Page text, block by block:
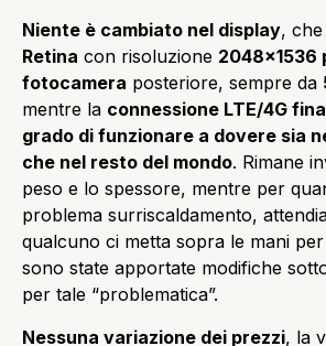
Niente è cambiato nel display,
Retina con risoluzione 2048×1536
fotocamera posteriore, sempre da
mentre la connessione LTE/4G
grado di funzionare a dovere sia
che nel resto del mondo. Rimane
peso e lo spessore, mentre per
problema surriscaldamento,
qualcuno ci metta sopra le mani
sono state apportate modifiche
per tale “problematica”.
Nessuna variazione dei prezzi, la